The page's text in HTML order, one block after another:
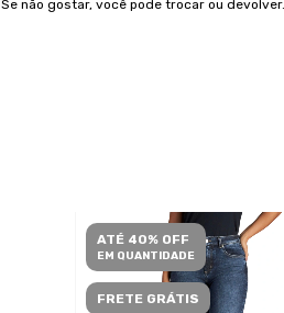
Se não gostar, você pode trocar ou devolver.
ATÉ 40% OFF
EM QUANTIDADE
FRETE GRÁTIS